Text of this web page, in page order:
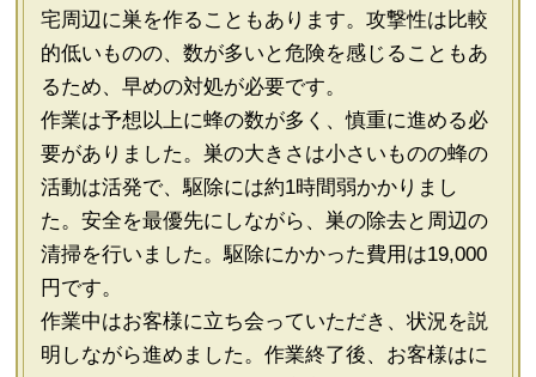
宅周辺に巣を作ることもあります。攻撃性は比較
的低いものの、数が多いと危険を感じることもあ
るため、早めの対処が必要です。
作業は予想以上に蜂の数が多く、慎重に進める必
要がありました。巣の大きさは小さいものの蜂の
活動は活発で、駆除には約1時間弱かかりまし
た。安全を最優先にしながら、巣の除去と周辺の
清掃を行いました。駆除にかかった費用は19,000
円です。
作業中はお客様に立ち会っていただき、状況を説
明しながら進めました。作業終了後、お客様はに